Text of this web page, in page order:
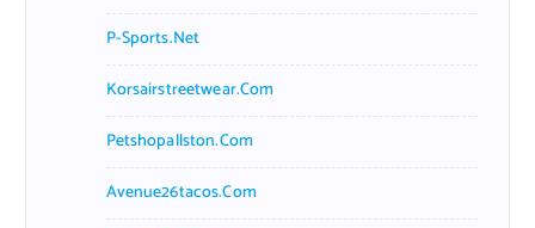
P-Sports.net
Korsairstreetwear.com
Petshopallston.com
Avenue26tacos.com